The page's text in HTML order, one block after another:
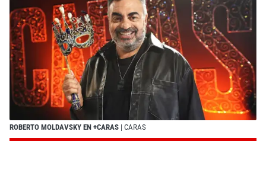
ROBERTO MOLDAVSKY EN +CARAS | CARAS